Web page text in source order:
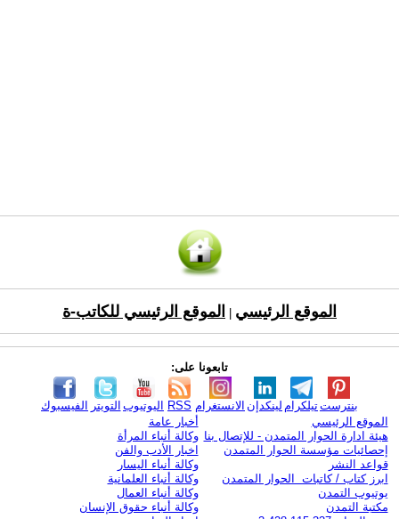
الموقع الرئيسي الموقع الرئيسي للكاتب-ة
تابعونا على:
الفيسبوك التويتر اليوتيوب RSS الانستغرام لينكدإن تيلكرامبنترست
الموقع الرئيسي
هيئة ادارة الحوار المتمدن - للإتصال بنا
إحصائيات مؤسسة الحوار المتمدن
قواعد النشر
ابرز كتاب / كاتبات الحوار المتمدن
يوتيوب التمدن
مكتبة التمدن
أخبار عامة
وكالة أنباء المرأة
اخبار الأدب والفن
وكالة أنباء اليسار
وكالة أنباء العلمانية
وكالة أنباء العمال
وكالة أنباء حقوق الإنسان